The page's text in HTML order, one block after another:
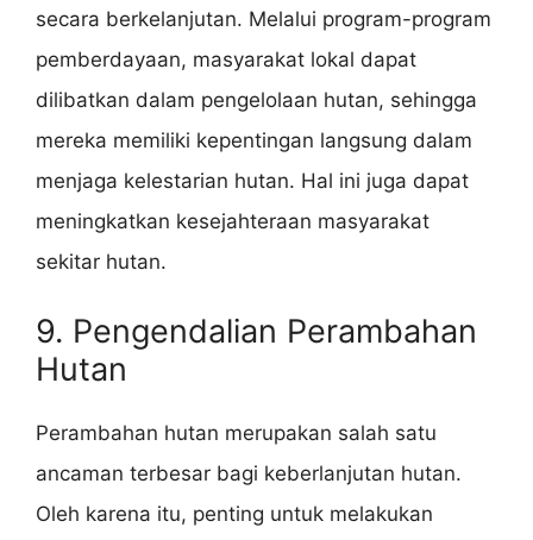
secara berkelanjutan. Melalui program-program
pemberdayaan, masyarakat lokal dapat
dilibatkan dalam pengelolaan hutan, sehingga
mereka memiliki kepentingan langsung dalam
menjaga kelestarian hutan. Hal ini juga dapat
meningkatkan kesejahteraan masyarakat
sekitar hutan.
9. Pengendalian Perambahan
Hutan
Perambahan hutan merupakan salah satu
ancaman terbesar bagi keberlanjutan hutan.
Oleh karena itu, penting untuk melakukan